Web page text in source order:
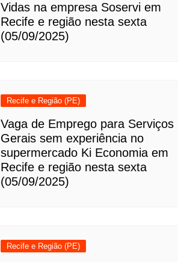
Vidas na empresa Soservi em
Recife e região nesta sexta
(05/09/2025)
Recife e Região (PE)
Vaga de Emprego para Serviços
Gerais sem experiência no
supermercado Ki Economia em
Recife e região nesta sexta
(05/09/2025)
Recife e Região (PE)